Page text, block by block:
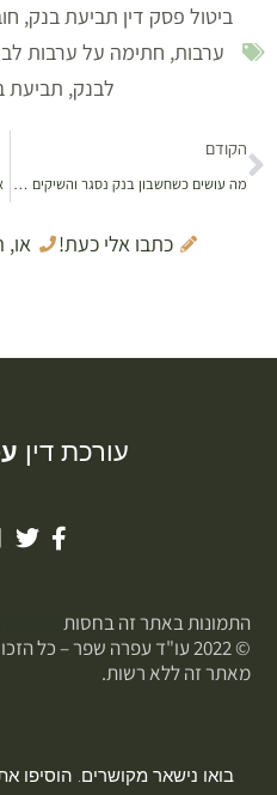
ביטול פסק דין תביעת בנק,
ערבות, חתימה על ערבות
לבנק, תביעת
הקודם
מה עושים כשחשבון בנק נסגר והשיקים חוזרים
כתבו אלי כעת! או,
עורכת דין
התמונות באתר זה בחסות
© 2022 עו"ד עפרה שפר – כל
מאתר זה ללא רשות.
בואו נישאר מקושרים. הוסיפו